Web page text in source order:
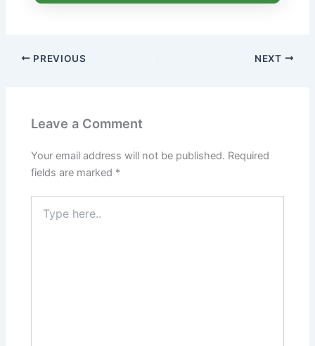
PREVIOUS NEXT
Leave a Comment
Your email address will not be published. Required
fields are marked *
here..